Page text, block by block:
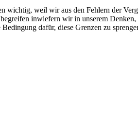
weil wir aus den Fehlern der
inwiefern wir in unserem
dafür, diese Grenzen zu